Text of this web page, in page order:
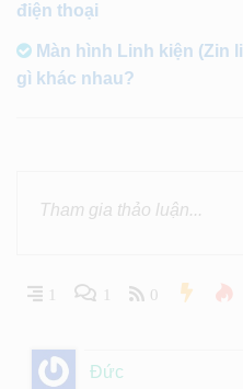
điện thoại
Màn hình Linh kiện (Zin
gì khác nhau?
1 1 0
Đức